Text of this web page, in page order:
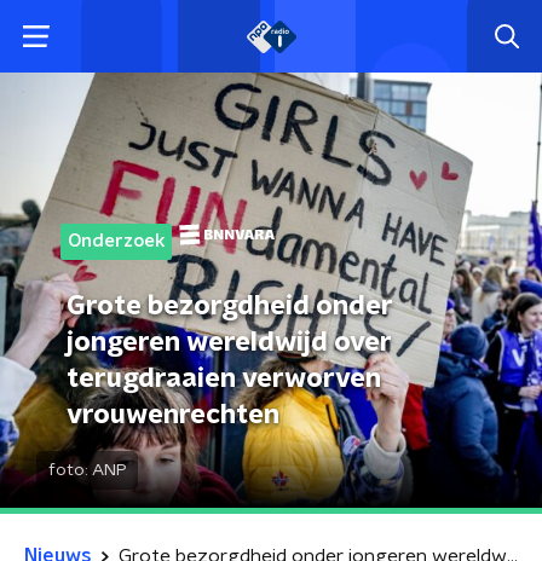
Onderzoek
Grote bezorgdheid onder
jongeren wereldwijd over
terugdraaien verworven
vrouwenrechten
foto: ANP
Nieuws Grote bezorgdheid onder jongeren wereldwijd over terugdraaien verworven vrouwenrechten